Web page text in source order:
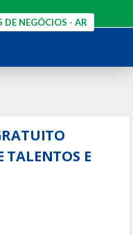
DE NEGÓCIOS - AR
TALENTOS E